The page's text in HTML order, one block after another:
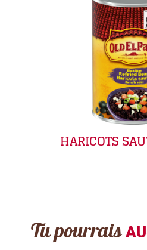
HARICOTS
Tu pourrais